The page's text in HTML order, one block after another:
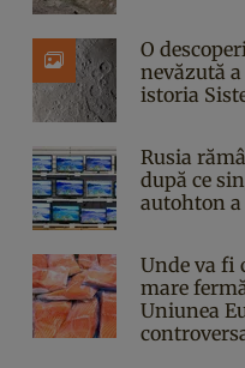
O
nevăzută
istoria
Rusia
după ce
autohton
Unde va fi
mare
Uniunea